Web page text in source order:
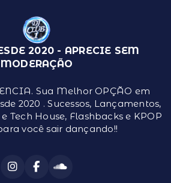
2020 - APRECIE SEM
MODERAÇÃO
Sua Melhor OPÇÃO em
2020 . Sucessos, Lançamentos,
Tech House, Flashbacks e KPOP
você sair dançando!!